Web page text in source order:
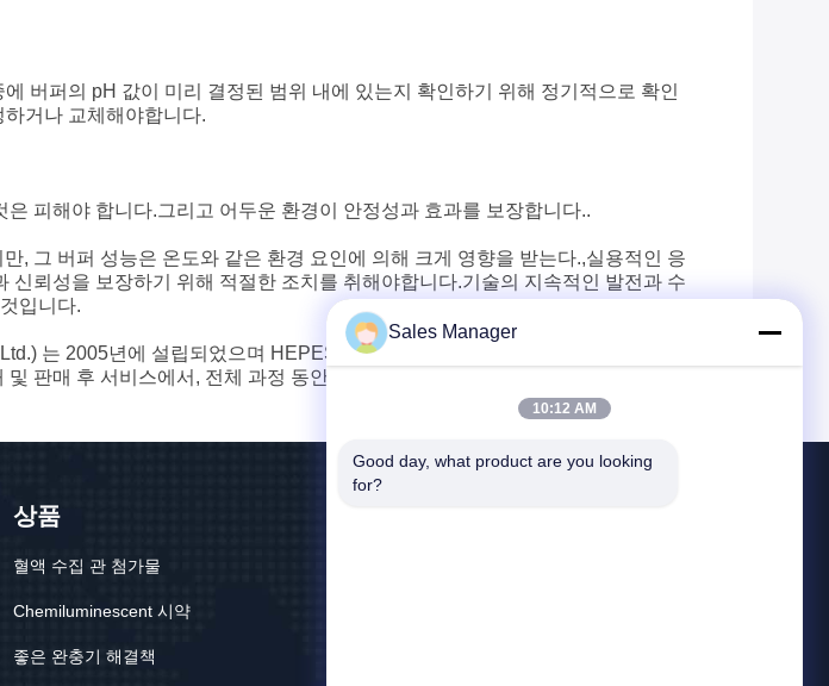
버퍼의 pH 값이 미리 결정된 범위 내에 있는지 확인하기 위해 정기적으로 확인
거나 교체해야합니다.
피해야 합니다.그리고 어두운 환경이 안정성과 효과를 보장합니다..
, 그 버퍼 성능은 온도와 같은 환경 요인에 의해 크게 영향을 받는다.,실용적인 응
뢰성을 보장하기 위해 적절한 조치를 취해야합니다.기술의 지속적인 발전과 수
입니다.
는 2005년에 설립되었으며 HEPES 완충 물질의 선도적인 제조업체입니다. 큰
판매 후 서비스에서, 전체 과정 동안 고객의 가격을 보장 할 수 있습니다.
상품
혈액 수집 관 첨가물
Chemiluminescent 시약
좋은 완충기 해결책
Sales Manager
10:12 AM
Good day, what product are you looking
for?